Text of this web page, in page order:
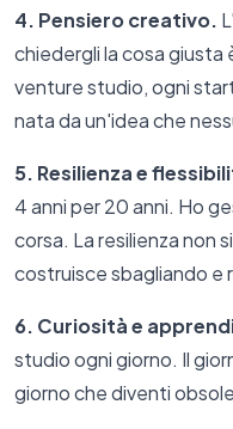
4. Pensiero creativo.
chiedergli la cosa
venture studio, ogni
nata da un'idea che
5. Resilienza e
4 anni per 20 anni. Ho
corsa. La resilienza non
costruisce sbagliando e
6. Curiosità e
studio ogni giorno. Il
giorno che diventi